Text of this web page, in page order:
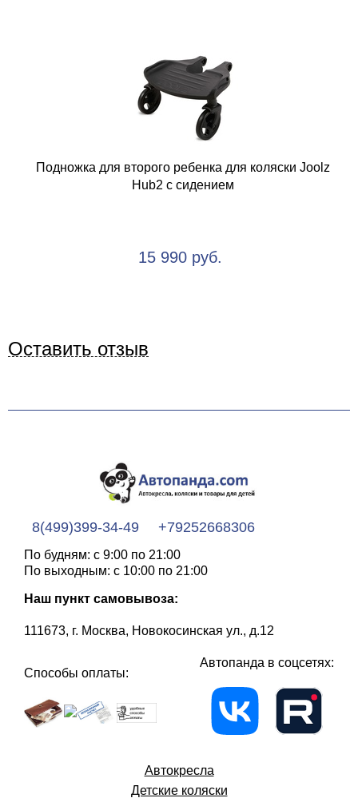
Подножка для второго ребенка для коляски Joolz
Hub2 с сидением
15 990 руб.
Оставить отзыв
8(499)399-34-49 +79252668306
По будням: с 9:00 по 21:00
По выходным: с 10:00 по 21:00
Наш пункт самовывоза:
111673, г. Москва, Новокосинская ул., д.12
Способы оплаты:
Автопанда в соцсетях:
Автокресла
Детские коляски